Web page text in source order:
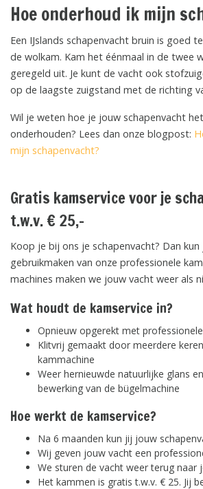
Hoe onderhoud ik mijn
Een IJslands schapenvacht bruin is goed
de wolkam. Kam het éénmaal in de twee
geregeld uit. Je kunt de vacht ook
op de laagste zuigstand met de richting
Wil je weten hoe je jouw schapenvacht
onderhouden? Lees dan onze blogpost:
mijn schapenvacht?
Gratis kamservice voor je
t.w.v. € 25,-
Koop je bij ons je schapenvacht? Dan kun
gebruikmaken van onze professionele
machines maken we jouw vacht weer als
Wat houdt de kamservice in?
Opnieuw opgerekt met
Klitvrij gemaakt door meerdere
kammachine
Weer hernieuwde natuurlijke glans
bewerking van de bügelmachine
Hoe werkt de kamservice?
Na 6 maanden kun jij jouw
Wij geven jouw vacht een
We sturen de vacht weer terug naar
Het kammen is gratis t.w.v. € 25. Jij